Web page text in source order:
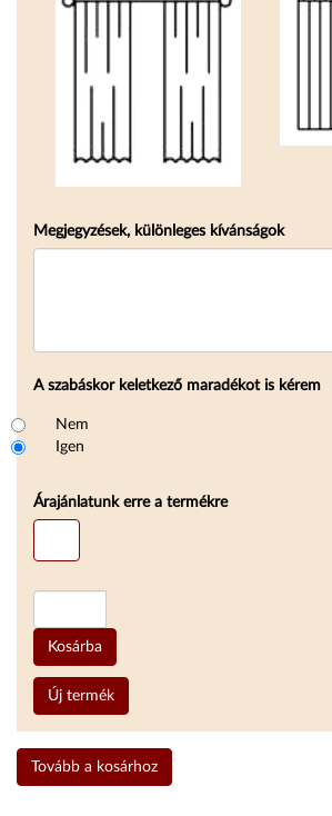
Megjegyzések, különleges kívánságok
A szabáskor keletkező maradékot is kérem
A szabáskor keletkező
Nem
Igen
Árajánlatunk erre a termékre
Kosárba
Új termék
Tovább a kosárhoz